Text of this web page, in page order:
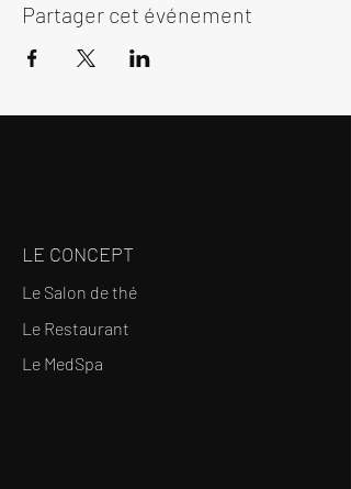
Partager cet événement
LE CONCEPT
Le Salon de thé
Le Restaurant
Le MedSpa